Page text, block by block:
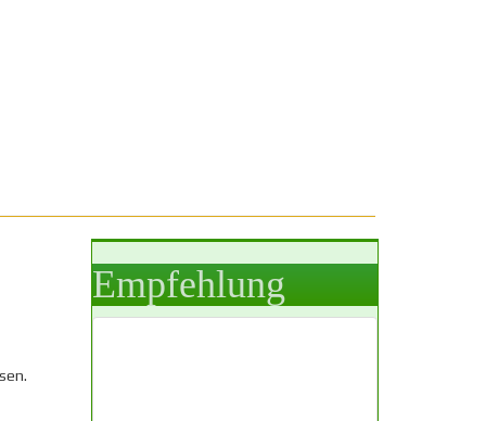
Empfehlung